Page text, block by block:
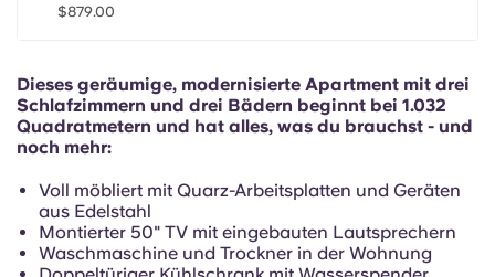
$879.00
Dieses geräumige, modernisierte Apartment mit drei
Schlafzimmern und drei Bädern beginnt bei 1.032
Quadratmetern und hat alles, was du brauchst - und
noch mehr:
Voll möbliert mit Quarz-Arbeitsplatten und Geräten
aus Edelstahl
Montierter 50" TV mit eingebauten Lautsprechern
Waschmaschine und Trockner in der Wohnung